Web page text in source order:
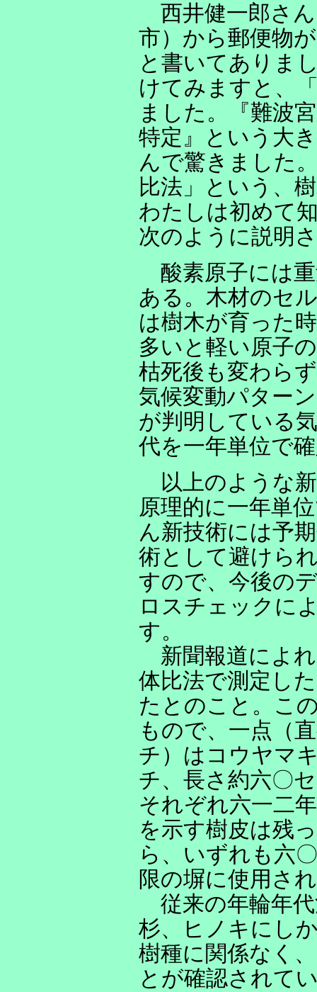
西井健一郎さん
市）から郵便物
と書いてありま
けてみますと、
ました。『難波
特定』という大
んで驚きました
比法」という、
わたしは初めて
次のように説明
酸素原子には
ある。木材のセ
は樹木が育った
多いと軽い原子
枯死後も変わら
気候変動パター
が判明している
代を一年単位で
以上のような
原理的に一年単
ん新技術には予
術として避けら
すので、今後の
ロスチェックに
す。
新聞報道によ
体比法で測定し
たとのこと。こ
もので、一点（
チ）はコウヤマ
チ、長さ約六〇
それぞれ六一二
を示す樹皮は残
ら、いずれも六
限の塀に使用さ
従来の年輪年
杉、ヒノキにし
樹種に関係なく
とが確認されて